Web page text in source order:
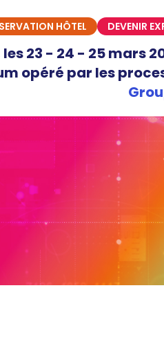
HÔTEL DEVENIR
23 - 24 - 25 mars
opéré par les